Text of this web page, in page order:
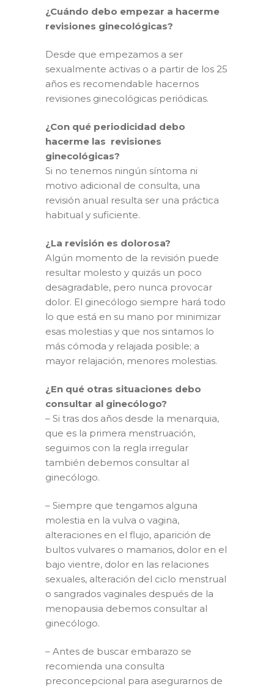
¿Cuándo debo empezar a hacerme
revisiones ginecológicas?
Desde que empezamos a ser
sexualmente activas o a partir de los 25
años es recomendable hacernos
revisiones ginecológicas periódicas.
¿Con qué periodicidad debo
hacerme las revisiones
ginecológicas?
Si no tenemos ningún síntoma ni
motivo adicional de consulta, una
revisión anual resulta ser una práctica
habitual y suficiente.
¿La revisión es dolorosa?
Algún momento de la revisión puede
resultar molesto y quizás un poco
desagradable, pero nunca provocar
dolor. El ginecólogo siempre hará todo
lo que está en su mano por minimizar
esas molestias y que nos sintamos lo
más cómoda y relajada posible; a
mayor relajación, menores molestias.
¿En qué otras situaciones debo
consultar al ginecólogo?
– Si tras dos años desde la menarquia,
que es la primera menstruación,
seguimos con la regla irregular
también debemos consultar al
ginecólogo.
– Siempre que tengamos alguna
molestia en la vulva o vagina,
alteraciones en el flujo, aparición de
bultos vulvares o mamarios, dolor en el
bajo vientre, dolor en las relaciones
sexuales, alteración del ciclo menstrual
o sangrados vaginales después de la
menopausia debemos consultar al
ginecólogo.
– Antes de buscar embarazo se
recomienda una consulta
preconcepcional para asegurarnos de